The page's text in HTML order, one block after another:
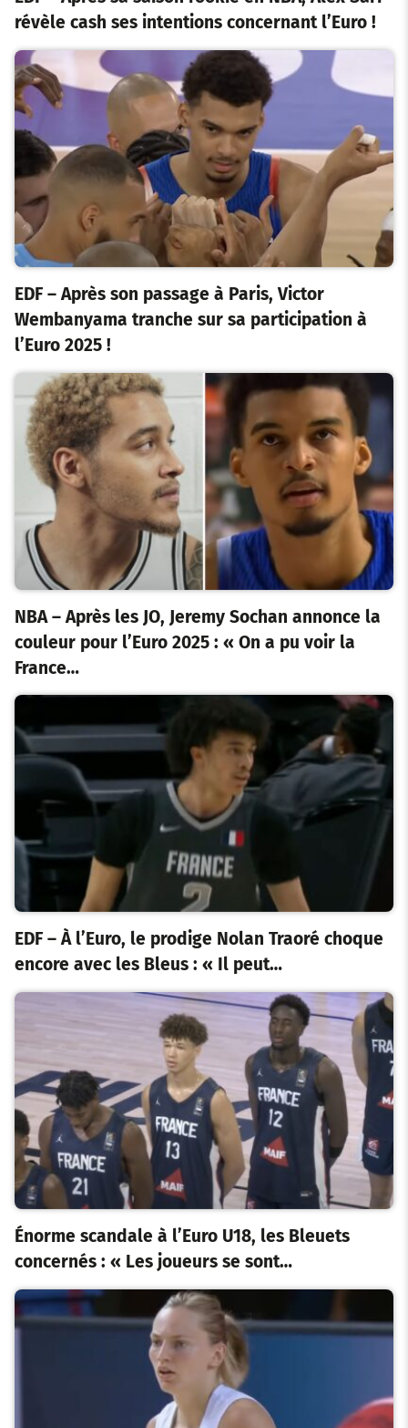
révèle cash ses intentions concernant l’Euro !
EDF – Après son passage à Paris, Victor
Wembanyama tranche sur sa participation à
l’Euro 2025 !
NBA – Après les JO, Jeremy Sochan annonce la
couleur pour l’Euro 2025 : « On a pu voir la
France…
EDF – À l’Euro, le prodige Nolan Traoré choque
encore avec les Bleus : « Il peut…
Énorme scandale à l’Euro U18, les Bleuets
concernés : « Les joueurs se sont…